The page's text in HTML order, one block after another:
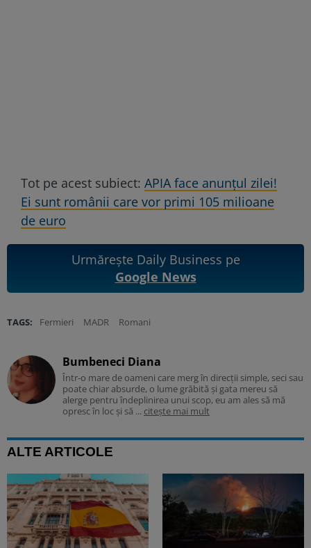
Tot pe acest subiect: APIA face anunțul zilei!
Ei sunt românii care vor primi 105 milioane
de euro
Urmărește Daily Business pe
Google News
TAGS: Fermieri MADR Romani
Bumbeneci Diana
Într-o mare de oameni care merg în direcții simple, seci sau
poate chiar absurde, o lume grăbită și gata mereu să
alerge pentru îndeplinirea unui scop, eu am ales să mă
opresc în loc și să ... citește mai mult
ALTE ARTICOLE